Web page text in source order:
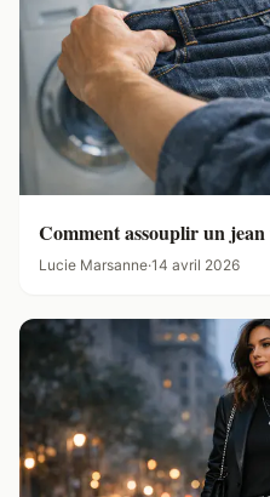
Comment assouplir un
Lucie Marsanne·14 avril 2026